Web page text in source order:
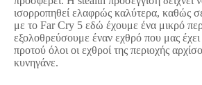
ισορροπηθεί ελαφρώς καλύτερα, καθώς
με το Far Cry 5 εδώ έχουμε ένα μικρό
εξολοθρεύσουμε έναν εχθρό που μας έχει
προτού όλοι οι εχθροί της περιοχής
κυνηγάνε.